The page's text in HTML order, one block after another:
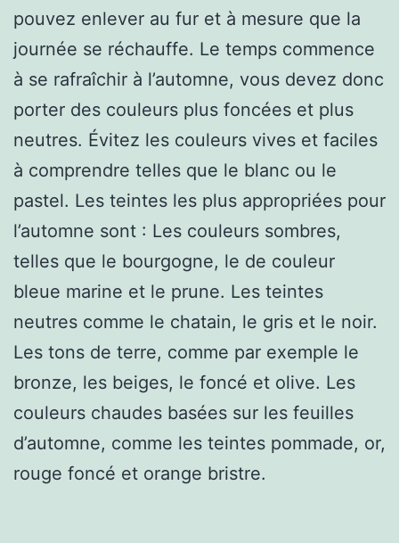
pouvez enlever au fur et à mesure que la
journée se réchauffe. Le temps commence
à se rafraîchir à l’automne, vous devez donc
porter des couleurs plus foncées et plus
neutres. Évitez les couleurs vives et faciles
à comprendre telles que le blanc ou le
pastel. Les teintes les plus appropriées pour
l’automne sont : Les couleurs sombres,
telles que le bourgogne, le de couleur
bleue marine et le prune. Les teintes
neutres comme le chatain, le gris et le noir.
Les tons de terre, comme par exemple le
bronze, les beiges, le foncé et olive. Les
couleurs chaudes basées sur les feuilles
d’automne, comme les teintes pommade, or,
rouge foncé et orange bristre.